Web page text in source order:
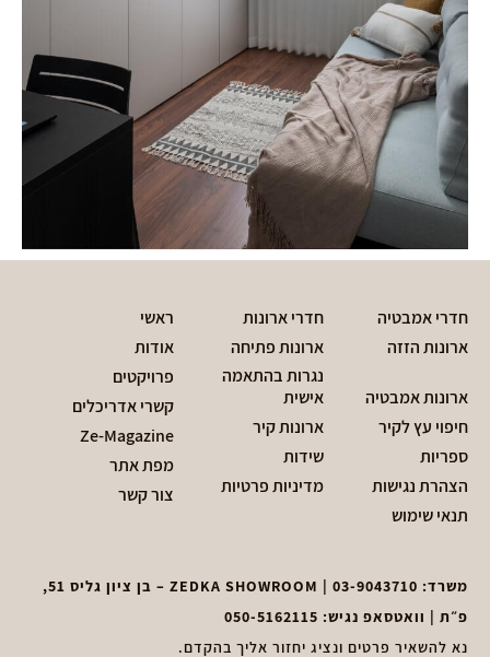
חדרי אמבטיה
חדרי ארונות
ארונות הזזה
ארונות פתיחה
ארונות אמבטיה
נגרות בהתאמה
אישית
חיפוי עץ לקיר
ארונות קיר
ספריות
שידות
הצהרת נגישות
מדיניות פרטיות
תנאי שימוש
ראשי
אודות
פרויקטים
קשרי אדריכלים
Ze-Magazine
מפת אתר
צור קשר
משרד: 03-9043710
| ZEDKA SHOWROOM – בן ציון גליס 51,
פ״ת | וואטסאפ נגיש: 050-5162115
נא להשאיר פרטים ונציג יחזור אליך בהקדם.